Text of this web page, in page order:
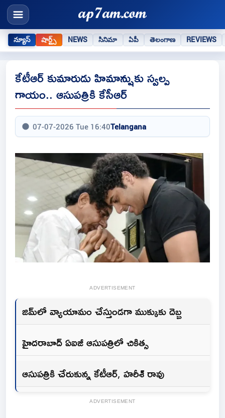
న్యూస్ షార్ట్స్ NEWS సినిమా ఏపీ తెలంగాణ REVIEWS
కేటీఆర్ కుమారుడు హిమాన్షుకు స్వల్ప
గాయం.. ఆసుపత్రికి కేసీఆర్
07-07-2026 Tue 16:40Telangana
ADVERTISEMENT
జిమ్‌లో వ్యాయామం చేస్తుండగా ముక్కుకు దెబ్బ
హైదరాబాద్ ఏఐజీ ఆసుపత్రిలో చికిత్స
ఆసుపత్రికి చేరుకున్న కేటీఆర్, హరీశ్ రావు
ADVERTISEMENT